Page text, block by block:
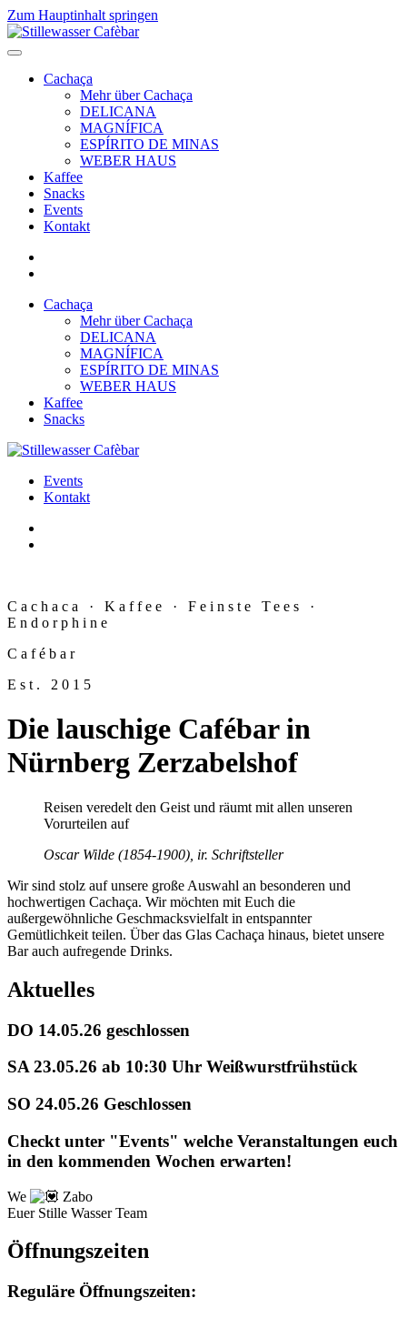
Zum Hauptinhalt springen
Cachaça
Mehr über Cachaça
DELICANA
MAGNÍFICA
ESPÍRITO DE MINAS
WEBER HAUS
Kaffee
Snacks
Events
Kontakt
Cachaça
Mehr über Cachaça
DELICANA
MAGNÍFICA
ESPÍRITO DE MINAS
WEBER HAUS
Kaffee
Snacks
Events
Kontakt
Cachaca · Kaffee · Feinste Tees ·
Endorphine
Cafébar
Est. 2015
Die lauschige Cafébar in
Nürnberg Zerzabelshof
Reisen veredelt den Geist und räumt mit allen unseren
Vorurteilen auf
Oscar Wilde (1854-1900), ir. Schriftsteller
Wir sind stolz auf unsere große Auswahl an besonderen und
hochwertigen Cachaça. Wir möchten mit Euch die
außergewöhnliche Geschmacksvielfalt in entspannter
Gemütlichkeit teilen. Über das Glas Cachaça hinaus, bietet unsere
Bar auch aufregende Drinks.
Aktuelles
DO 14.05.26 geschlossen
SA 23.05.26 ab 10:30 Uhr Weißwurstfrühstück
SO 24.05.26 Geschlossen
Checkt unter "Events" welche Veranstaltungen euch
in den kommenden Wochen erwarten!
We
Zabo
Euer Stille Wasser Team
Öffnungszeiten
Reguläre Öffnungszeiten: